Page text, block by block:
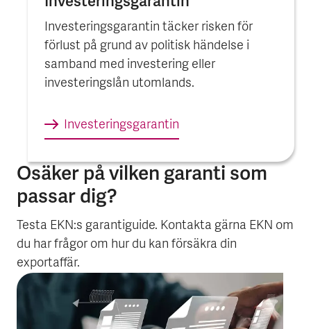
Investeringsgarantin täcker risken för
förlust på grund av politisk händelse i
samband med investering eller
investeringslån utomlands.
Investerings­garantin
Osäker på vilken garanti som
passar dig?
Testa EKN:s garantiguide. Kontakta gärna EKN om
du har frågor om hur du kan försäkra din
exportaffär.